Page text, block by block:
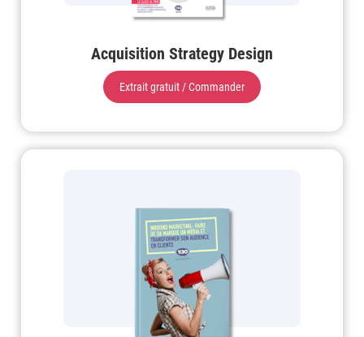
Acquisition Strategy Design
Extrait gratuit / Commander